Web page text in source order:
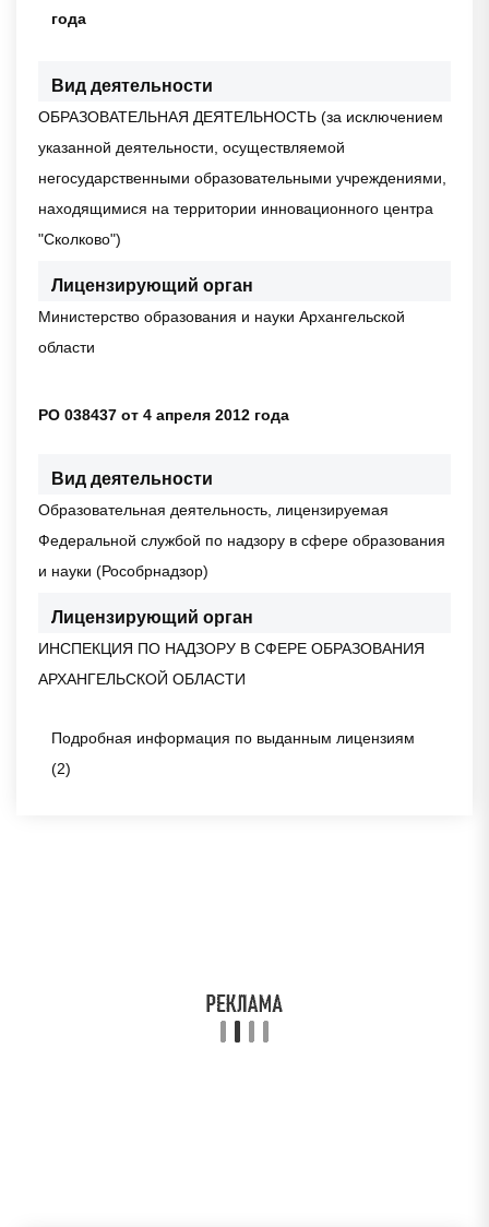
года
Вид деятельности
ОБРАЗОВАТЕЛЬНАЯ ДЕЯТЕЛЬНОСТЬ (за исключением
указанной деятельности, осуществляемой
негосударственными образовательными учреждениями,
находящимися на территории инновационного центра
"Сколково")
Лицензирующий орган
Министерство образования и науки Архангельской
области
РО 038437 от 4 апреля 2012 года
Вид деятельности
Образовательная деятельность, лицензируемая
Федеральной службой по надзору в сфере образования
и науки (Рособрнадзор)
Лицензирующий орган
ИНСПЕКЦИЯ ПО НАДЗОРУ В СФЕРЕ ОБРАЗОВАНИЯ
АРХАНГЕЛЬСКОЙ ОБЛАСТИ
Подробная информация по выданным лицензиям
(2)